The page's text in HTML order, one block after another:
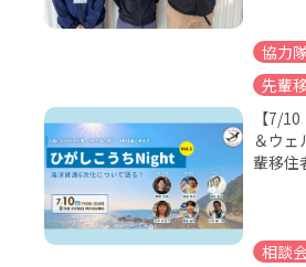
協力隊
先輩
【7/
＆ウ
輩移住
相談